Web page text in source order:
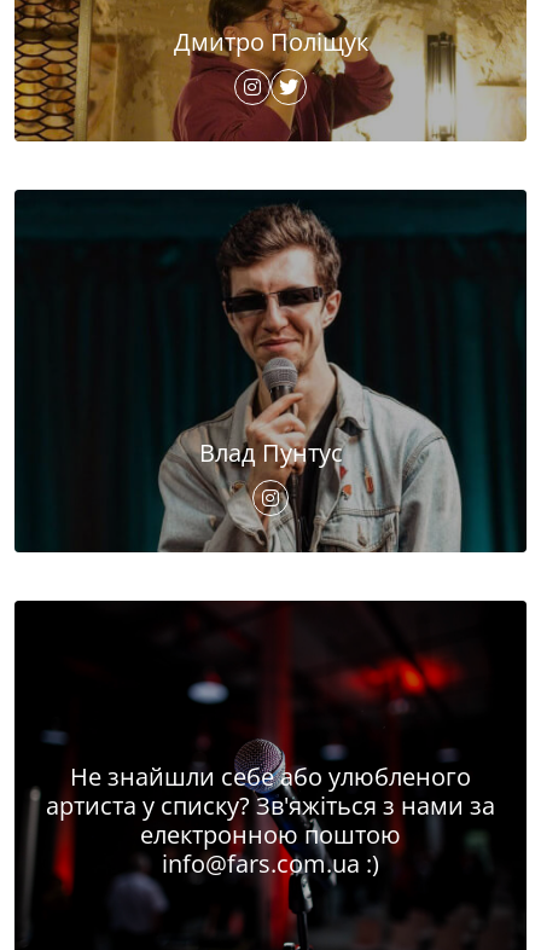
Дмитро Поліщук
Влад Пунтус
Не знайшли себе або улюбленого
артиста у списку? Зв'яжіться з нами за
електронною поштою
info@fars.com.ua :)